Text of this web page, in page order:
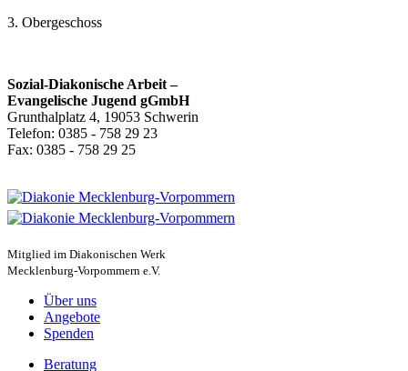
3. Oberge­schoss
Sozial-Diakonische Arbeit –
Evangelische Jugend gGmbH
Grunthalplatz 4, 19053 Schwerin
Telefon: 0385 - 758 29 23
Fax: 0385 - 758 29 25
Mitglied im Diakonischen Werk
Mecklenburg-Vorpommern e.V.
Über uns
Angebote
Spenden
Beratung